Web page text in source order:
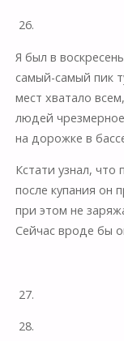
26.
Я был в
самый-самый пик
мест хватало
людей
на дорожке в
Кстати узнал, что
после купания он
при этом не
Сейчас вроде бы
27.
28.